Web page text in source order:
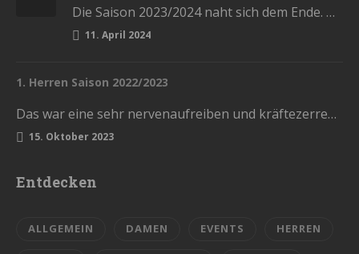
Die Saison 2023/2024 naht sich dem Ende. Diesen Samstag haben wir die letzten Heimspiele in der Stadthalle. Kommt und lasst…
11. April 2024
1. Herren Saison 2022/2023
Das war eine sehr nervenaufreiben und kräftezerrende Saison. Mit einem Ende, womit wir nicht gerechnet hatten. Die Vorrunde schlossen wir…
15. Oktober 2023
Entdecken
ALLGEMEIN DAMEN EVENTS HERREN